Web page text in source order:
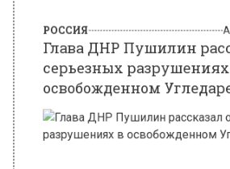
освобожденном Угледаре